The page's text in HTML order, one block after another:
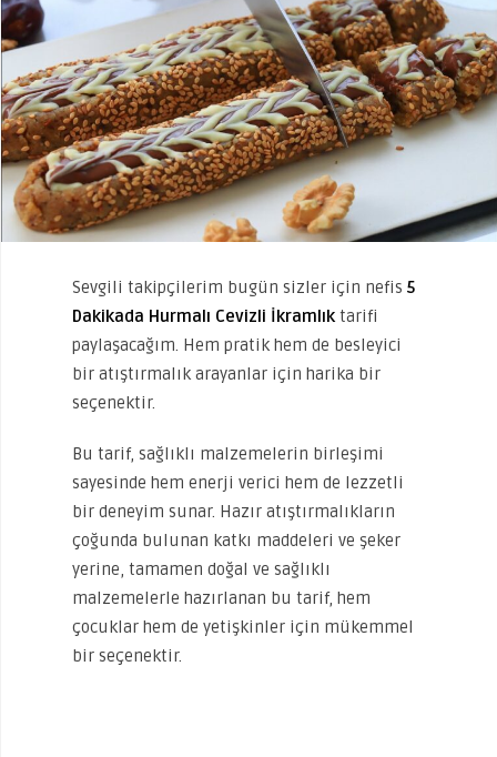
Sevgili takipçilerim bugün sizler için nefis 5
Dakikada Hurmalı Cevizli İkramlıktarifi
paylaşacağım. Hem pratik hem de besleyici
bir atıştırmalık arayanlar için harika bir
seçenektir.
Bu tarif, sağlıklı malzemelerin birleşimi
sayesinde hem enerji verici hem de lezzetli
bir deneyim sunar. Hazır atıştırmalıkların
çoğunda bulunan katkı maddeleri ve şeker
yerine, tamamen doğal ve sağlıklı
malzemelerle hazırlanan bu tarif, hem
çocuklar hem de yetişkinler için mükemmel
bir seçenektir.